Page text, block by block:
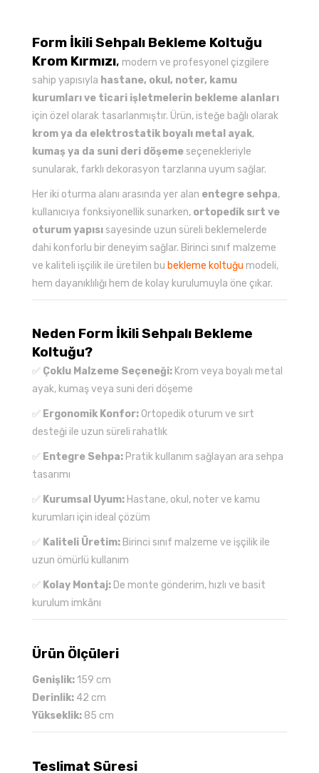
Form İkili Sehpalı Bekleme Koltuğu
Krom Kırmızı, modern ve profesyonel çizgilere
sahip yapısıyla hastane, okul, noter, kamu
kurumları ve ticari işletmelerin bekleme alanları
için özel olarak tasarlanmıştır. Ürün, isteğe bağlı olarak
krom ya da elektrostatik boyalı metal ayak,
kumaş ya da suni deri döşemeseçenekleriyle
sunularak, farklı dekorasyon tarzlarına uyum sağlar.
Her iki oturma alanı arasında yer alan entegre sehpa,
kullanıcıya fonksiyonellik sunarken, ortopedik sırt ve
oturum yapısısayesinde uzun süreli beklemelerde
dahi konforlu bir deneyim sağlar. Birinci sınıf malzeme
ve kaliteli işçilik ile üretilen bu bekleme koltuğu modeli,
hem dayanıklılığı hem de kolay kurulumuyla öne çıkar.
Neden Form İkili Sehpalı Bekleme
Koltuğu?
✅ Çoklu Malzeme Seçeneği: Krom veya boyalı metal
ayak, kumaş veya suni deri döşeme
✅ Ergonomik Konfor: Ortopedik oturum ve sırt
desteği ile uzun süreli rahatlık
✅ Entegre Sehpa: Pratik kullanım sağlayan ara sehpa
tasarımı
✅ Kurumsal Uyum: Hastane, okul, noter ve kamu
kurumları için ideal çözüm
✅ Kaliteli Üretim: Birinci sınıf malzeme ve işçilik ile
uzun ömürlü kullanım
✅ Kolay Montaj: De monte gönderim, hızlı ve basit
kurulum imkânı
Ürün Ölçüleri
Genişlik: 159 cm
Derinlik: 42 cm
Yükseklik: 85 cm
Teslimat Süresi